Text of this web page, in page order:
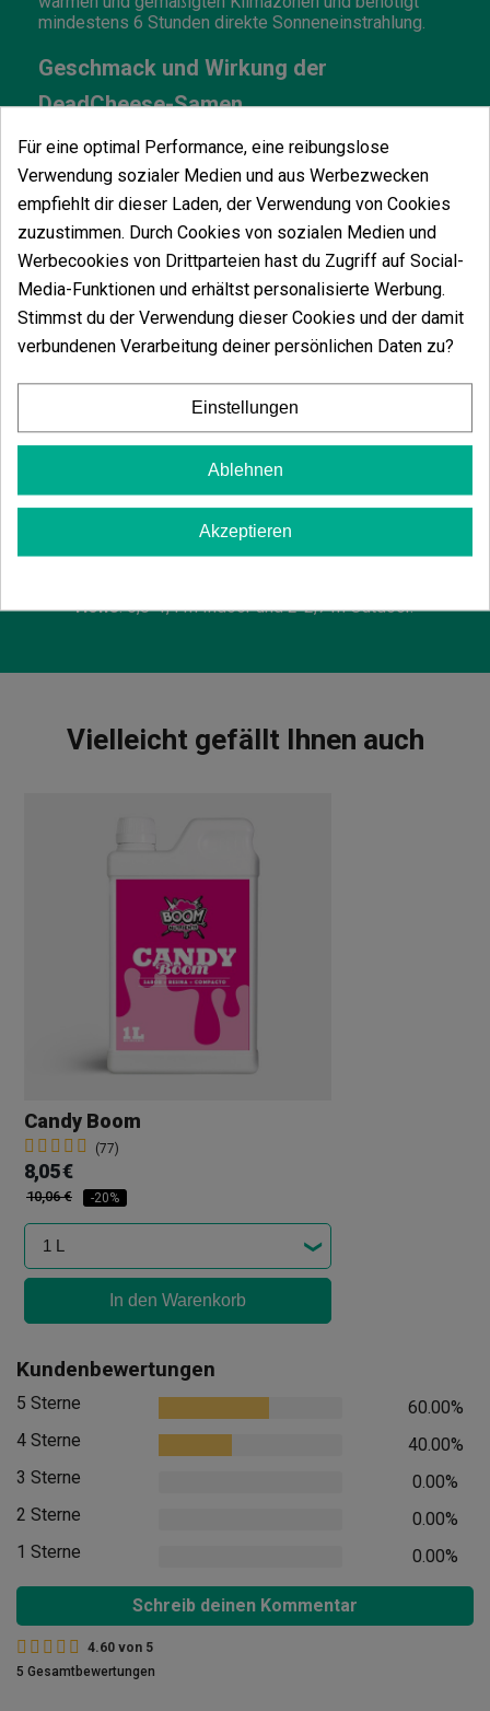
mindestens 6 Stunden direkte Sonneneinstrahlung.
Geschmack und Wirkung der
DeadCheese-Samen
Haze angeht, so äußert sich die
Psychoaktivität aufgrund der Sativa-
Dominanz in der Genetik durch euphorische,
geistige Erlebnisse. Darüber hinaus kann sie die
Kreativität der Raucher fördern und die
Soziabilität mit anderen Menschen
begünstigen. Auch der Rausch ist bereits mit
den ersten Zügen spürbar und schafft eine
fröhlichere und angenehmere Atmosphäre.
Wichtige Informationen zur Karels Herer Haze
Sorte
: 75/25%.
Höhe: 0,8-1,4 m Indoor und 2-2,7 m Outdoor.
Vielleicht gefällt Ihnen auch
Candy Boom
(77)
8,05 €
10,06 € -20%
In den Warenkorb
Kundenbewertungen
5 Sterne
60.00%
4 Sterne
40.00%
3 Sterne
0.00%
2 Sterne
0.00%
1 Sterne
0.00%
Schreib deinen Kommentar
4.60 von 5
5 Gesamtbewertungen
Für eine optimal Performance, eine reibungslose
Verwendung sozialer Medien und aus Werbezwecken
empfiehlt dir dieser Laden, der Verwendung von Cookies
zuzustimmen. Durch Cookies von sozialen Medien und
Werbecookies von Drittparteien hast du Zugriff auf Social-
Media-Funktionen und erhältst personalisierte Werbung.
Stimmst du der Verwendung dieser Cookies und der damit
verbundenen Verarbeitung deiner persönlichen Daten zu?
Einstellungen
Ablehnen
Akzeptieren